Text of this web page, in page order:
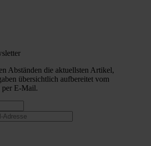
Abständen die aktuellsten Artikel,
übersichtlich aufbereitet vom
E-Mail.